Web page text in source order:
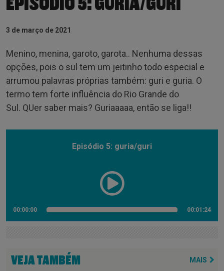
3 de março de 2021
Menino, menina, garoto, garota.. Nenhuma dessas
opções, pois o sul tem um jeitinho todo especial e
arrumou palavras próprias também: guri e guria. O
termo tem forte influência do Rio Grande do
Sul. QUer saber mais? Guriaaaaa, então se liga!!
Episódio 5: guria/guri
00:00:00 00:01:24
VEJA TAMBÉM MAIS